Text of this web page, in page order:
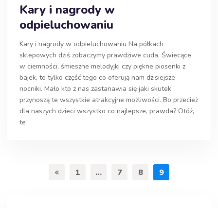
Kary i nagrody w
odpieluchowaniu
Kary i nagrody w odpieluchowaniu Na półkach
sklepowych dziś zobaczymy prawdziwe cuda. Świecące
w ciemności, śmieszne melodyjki czy piękne piosenki z
bajek, to tylko część tego co oferują nam dzisiejsze
nocniki. Mało kto z nas zastanawia się jaki skutek
przynoszą te wszystkie atrakcyjne możliwości. Bo przecież
dla naszych dzieci wszystko co najlepsze, prawda? Otóż,
te
1 … 7 8 9